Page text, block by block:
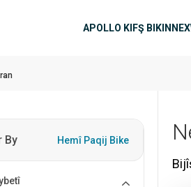
APOLLO KIFŞ BIKIN
By Hemî Paqij Bike